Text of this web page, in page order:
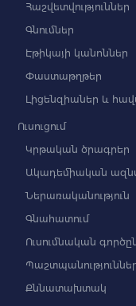
Հաշվետվություններ
Գնումներ
Էթիկայի կանոններ
Փաստաթղթեր
Լիցենզիաներ և
Ուսուցում
Կրթական ծրագրեր
Ակադեմիական
Ներառականություն
Գնահատում
Ուսումնական
Քննատախտակ